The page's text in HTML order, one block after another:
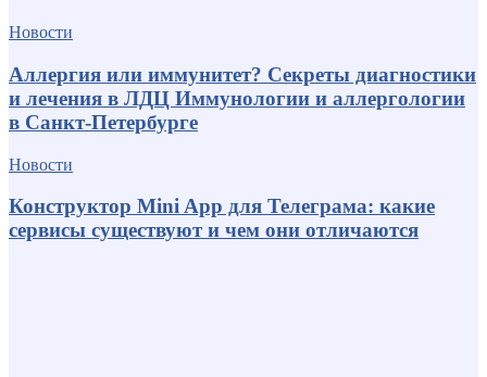
Новости
Аллергия или иммунитет? Секреты диагностики
и лечения в ЛДЦ Иммунологии и аллергологии
в Санкт-Петербурге
Новости
Конструктор Mini App для Телеграма: какие
сервисы существуют и чем они отличаются